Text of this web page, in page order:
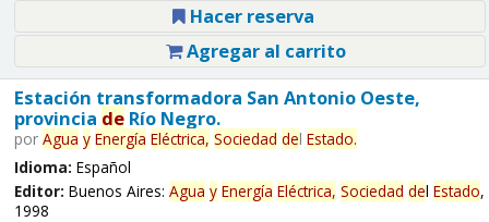
Hacer reserva
Agregar al carrito
Estación transformadora San Antonio Oeste,
provincia deRío Negro.
por Agua y Energía Eléctrica, Sociedad del Estado.
Idioma: Español
Editor: Buenos Aires: Agua y Energía Eléctrica, Sociedad del Estado,
1998